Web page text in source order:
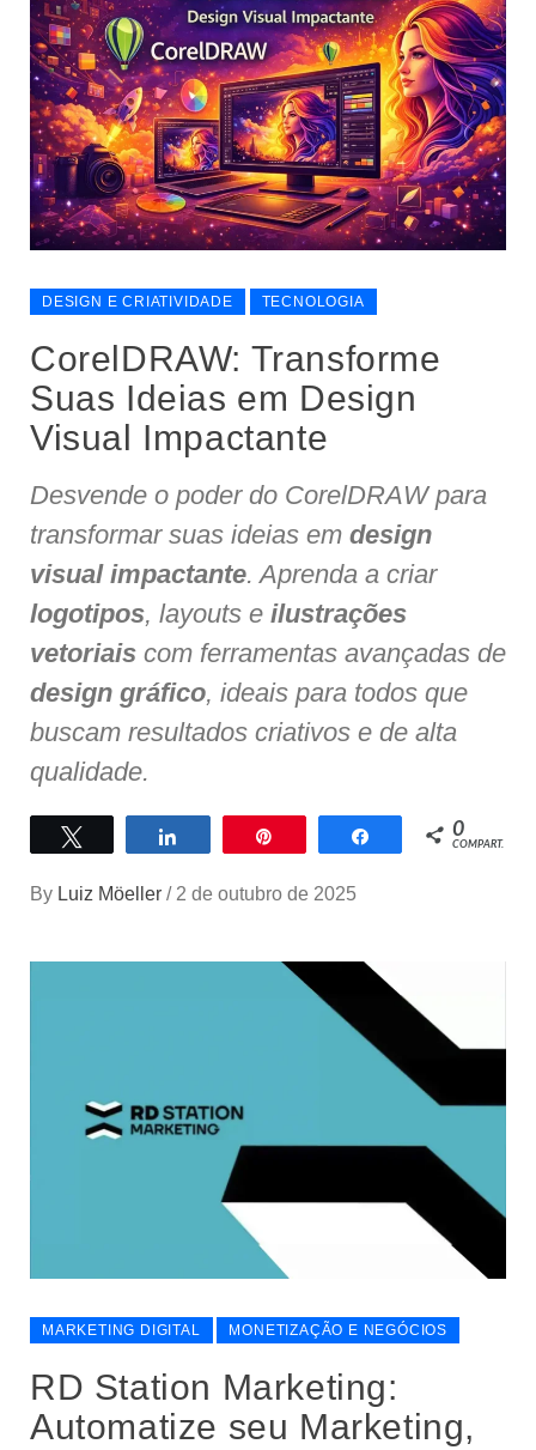
DESIGN E CRIATIVIDADE TECNOLOGIA
CorelDRAW: Transforme
Suas Ideias em Design
Visual Impactante
Desvende o poder do CorelDRAW para
transformar suas ideias em design
visual impactante. Aprenda a criar
logotipos, layouts e ilustrações
vetoriais com ferramentas avançadas de
design gráfico, ideais para todos que
buscam resultados criativos e de alta
qualidade.
Compartilhar Compartilhar
0
COMPART.
By Luiz Möeller / 2 de outubro de 2025
MARKETING DIGITAL MONETIZAÇÃO E NEGÓCIOS
RD Station Marketing:
Automatize seu Marketing,